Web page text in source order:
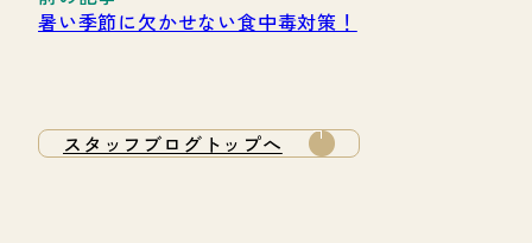
暑い季節に欠かせない食中毒対策！
スタッフブログトップへ